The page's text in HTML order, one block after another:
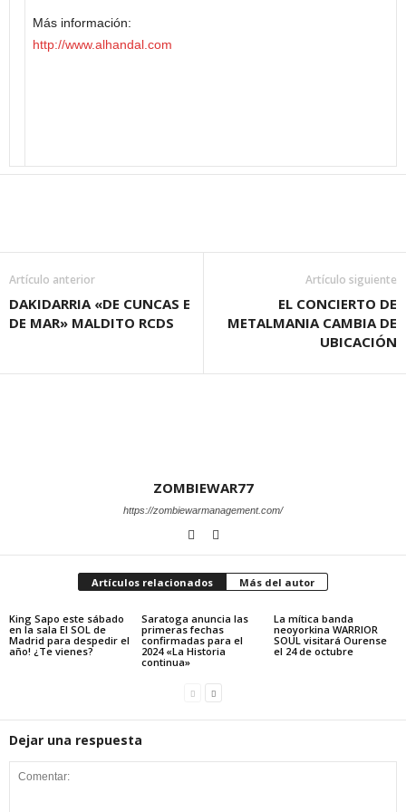
Más información:
http://www.alhandal.com
Artículo anterior
DAKIDARRIA «DE CUNCAS E
DE MAR» MALDITO RCDS
Artículo siguiente
EL CONCIERTO DE
METALMANIA CAMBIA DE
UBICACIÓN
ZOMBIEWAR77
https://zombiewarmanagement.com/
Artículos relacionados Más del autor
King Sapo este sábado
en la sala El SOL de
Madrid para despedir el
año! ¿Te vienes?
Saratoga anuncia las
primeras fechas
confirmadas para el
2024 «La Historia
continua»
La mítica banda
neoyorkina WARRIOR
SOUL visitará Ourense
el 24 de octubre
Dejar una respuesta